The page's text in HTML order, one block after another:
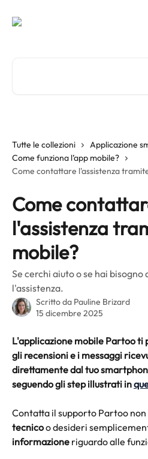
Tutte le collezioni
Applicazione
Come funziona l’app mobile?
Come contattare l'assistenza
Come
l'assistenza
mobile?
Se cerchi aiuto o se hai
l'assistenza.
Scritto da Pauline Brizard
15 dicembre 2025
L'applicazione mobile Partoo
gli recensioni e i messaggi
direttamente dal tuo
seguendo gli step illustrati in
Contatta il supporto Partoo
tecnico o desideri
informazione riguardo alle